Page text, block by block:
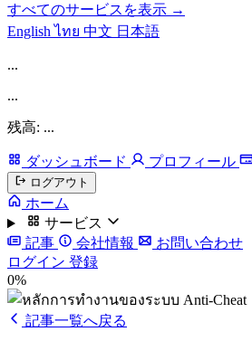
すべてのサービスを表示 →
Englishไทย 中文 日本語
...
...
残高: ...
ダッシュボード プロフィール
ログアウト
ホーム
サービス
記事
会社情報
お問い合わせ
ログイン 登録
0%
記事一覧へ戻る